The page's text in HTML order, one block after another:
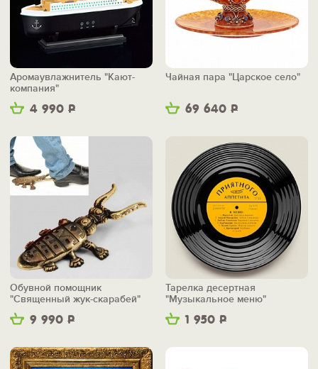
4 990 Р
Аромаувлажнитель "Кают-
компания"
69 640 Р
Чайная пара "Царское село"
9 990 Р
Обувной помощник
"Священный жук-скарабей"
1 950 Р
Тарелка десертная
"Музыкальное меню"